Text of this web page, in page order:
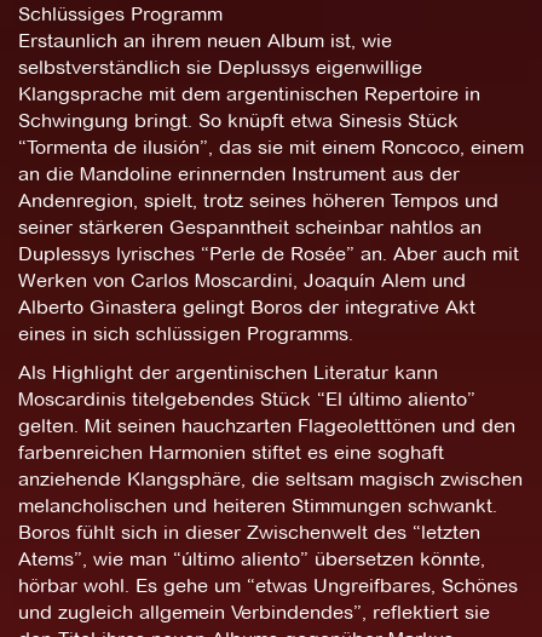
Schlüssiges Programm
Erstaunlich an ihrem neuen Album ist, wie
selbstverständlich sie Deplussys eigenwillige
Klangsprache mit dem argentinischen Repertoire in
Schwingung bringt. So knüpft etwa Sinesis Stück
“Tormenta de ilusión”, das sie mit einem Roncoco, einem
an die Mandoline erinnernden Instrument aus der
Andenregion, spielt, trotz seines höheren Tempos und
seiner stärkeren Gespanntheit scheinbar nahtlos an
Duplessys lyrisches “Perle de Rosée” an. Aber auch mit
Werken von Carlos Moscardini, Joaquín Alem und
Alberto Ginastera gelingt Boros der integrative Akt
eines in sich schlüssigen Programms.
Als Highlight der argentinischen Literatur kann
Moscardinis titelgebendes Stück “El último aliento”
gelten. Mit seinen hauchzarten Flageoletttönen und den
farbenreichen Harmonien stiftet es eine soghaft
anziehende Klangsphäre, die seltsam magisch zwischen
melancholischen und heiteren Stimmungen schwankt.
Boros fühlt sich in dieser Zwischenwelt des “letzten
Atems”, wie man “último aliento” übersetzen könnte,
hörbar wohl. Es gehe um “etwas Ungreifbares, Schönes
und zugleich allgemein Verbindendes”, reflektiert sie